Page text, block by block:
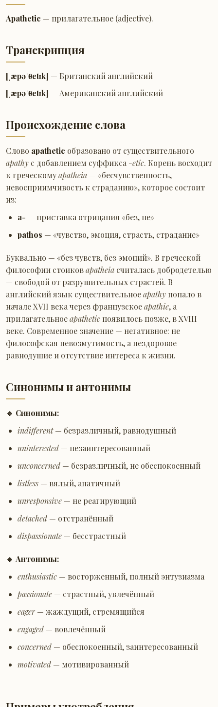
Apathetic — прилагательное (adjective).
Транскрипция
[ˌæpəˈθetɪk] — Британский английский
[ˌæpəˈθetɪk] — Американский английский
Происхождение слова
Слово apathetic образовано от существительного
apathy с добавлением суффикса -etic. Корень восходит
к греческомуapatheia — «бесчувственность,
невосприимчивость к страданию», которое состоит
из:
a- — приставка отрицания «без, не»
pathos — «чувство, эмоция, страсть, страдание»
Буквально — «без чувств, без эмоций». В греческой
философии стоиковapatheia считалась добродетелью
— свободой от разрушительных страстей. В
английский язык существительноеapathy попало в
начале XVII века через французскоеapathie, а
прилагательноеapathetic появилось позже, в XVIII
веке. Современное значение — негативное: не
философская невозмутимость, а нездоровое
равнодушие и отсутствие интереса к жизни.
Синонимы и антонимы
🔹 Синонимы:
indifferent— безразличный, равнодушный
uninterested — незаинтересованный
unconcerned — безразличный, не обеспокоенный
listless — вялый, апатичный
unresponsive — не реагирующий
detached — отстранённый
dispassionate — бесстрастный
🔸 Антонимы:
enthusiastic — восторженный, полный энтузиазма
passionate — страстный, увлечённый
eager — жаждущий, стремящийся
engaged — вовлечённый
concerned — обеспокоенный, заинтересованный
motivated — мотивированный